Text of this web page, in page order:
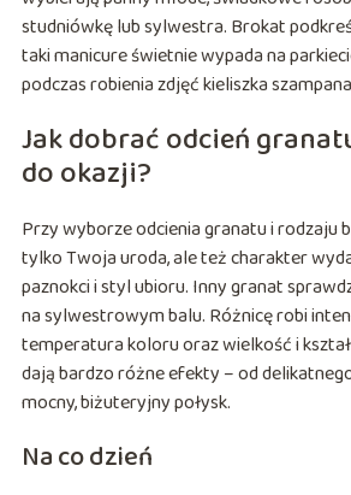
studniówkę lub sylwestra. Brokat
taki manicure świetnie wypada na
podczas robienia zdjęć kieliszka
Jak dobrać odcień
do okazji?
Przy wyborze odcienia granatu i rodzaju
tylko Twoja uroda, ale też charakter
paznokci i styl ubioru. Inny granat
na sylwestrowym balu. Różnicę robi
temperatura koloru oraz wielkość i
dają bardzo różne efekty – od
mocny, biżuteryjny połysk.
Na co dzień